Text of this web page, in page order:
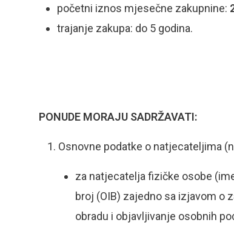
početni iznos mjesečne zakupnine:
trajanje zakupa: do 5 godina.
PONUDE MORAJU SADRŽAVATI:
Osnovne podatke o natjecateljima
za natjecatelja fizičke osobe
broj (OIB) zajedno sa izjavom o
obradu i objavljivanje osobnih